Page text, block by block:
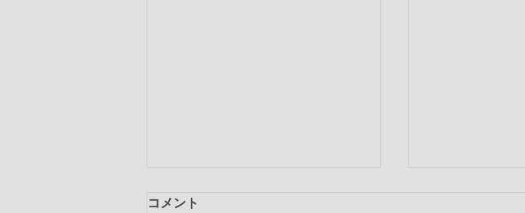
コメント